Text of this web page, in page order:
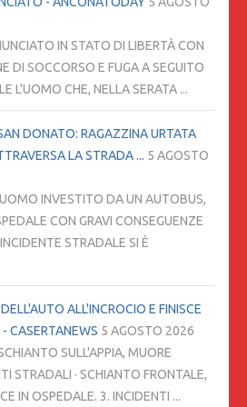
IN STATO DI LIBERTÀ CON
DI SOCCORSO E FUGA A SEGUITO
L'UOMO CHE, NELLA SERATA ...
DONATO: RAGAZZINA URTATA
LA STRADA ... 5 AGOSTO
INVESTITO DA UN AUTOBUS,
CON GRAVI CONSEGUENZE
STRADALE SI È
ALL'INCROCIO E FINISCE
CASERTANEWS 5 AGOSTO 2026
SULL'APPIA, MUORE
STRADALI · SCHIANTO FRONTALE,
IN OSPEDALE. 3. INCIDENTI ...